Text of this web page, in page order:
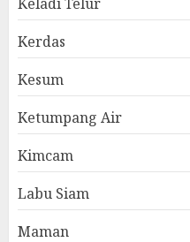
Kerdas
Kesum
Ketumpang Air
Kimcam
Labu Siam
Maman